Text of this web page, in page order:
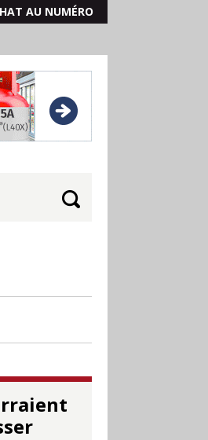
AU NUMÉRO